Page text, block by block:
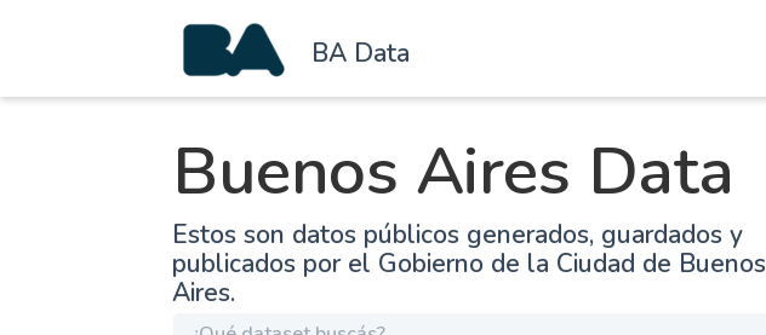
BA Data
Buenos Aires Data
Estos son datos públicos generados, guardados y
publicados por el Gobierno de la Ciudad de Buenos
Aires.